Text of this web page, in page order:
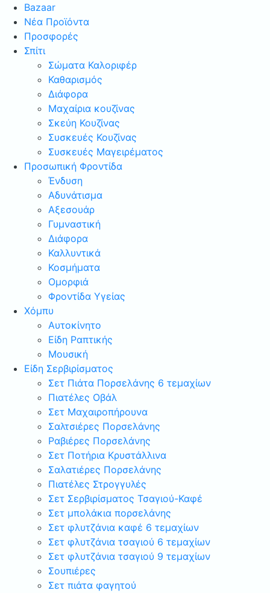
Bazaar
Νέα Προϊόντα
Προσφορές
Σπίτι
Σώματα Καλοριφέρ
Καθαρισμός
Διάφορα
Μαχαίρια κουζίνας
Σκεύη Κουζίνας
Συσκευές Κουζίνας
Συσκευές Μαγειρέματος
Προσωπική Φροντίδα
Ένδυση
Αδυνάτισμα
Αξεσουάρ
Γυμναστική
Διάφορα
Καλλυντικά
Κοσμήματα
Ομορφιά
Φροντίδα Υγείας
Χόμπυ
Αυτοκίνητο
Είδη Ραπτικής
Μουσική
Είδη Σερβιρίσματος
Σετ Πιάτα Πορσελάνης 6 τεμαχίων
Πιατέλες Οβάλ
Σετ Μαχαιροπήρουνα
Σαλτσιέρες Πορσελάνης
Ραβιέρες Πορσελάνης
Σετ Ποτήρια Κρυστάλλινα
Σαλατιέρες Πορσελάνης
Πιατέλες Στρογγυλές
Σετ Σερβιρίσματος Τσαγιού-Καφέ
Σετ μπολάκια πορσελάνης
Σετ φλυτζάνια καφέ 6 τεμαχίων
Σετ φλυτζάνια τσαγιού 6 τεμαχίων
Σετ φλυτζάνια τσαγιού 9 τεμαχίων
Σουπιέρες
Σετ πιάτα φαγητού